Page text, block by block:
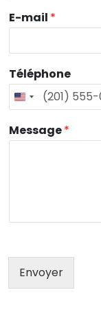
E-mail *
Téléphone
Message*
Envoyer